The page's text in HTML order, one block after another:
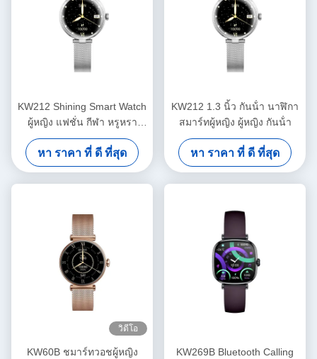
KW212 Shining Smart Watch
ผู้หญิง แฟชั่น กีฬา หรูหรา
ชมาร์ทวอช ผู้หญิง กันน้ํา
หา ราคา ที่ ดี ที่สุด
KW212 1.3 นิ้ว กันน้ํา นาฬิกา
สมาร์ทผู้หญิง ผู้หญิง กันน้ํา
หา ราคา ที่ ดี ที่สุด
วิดีโอ
KW60B ชมาร์ทวอชผู้หญิง
KW269B Bluetooth Calling